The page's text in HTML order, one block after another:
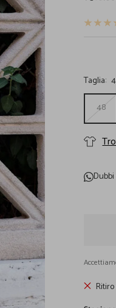
Taglia:
48